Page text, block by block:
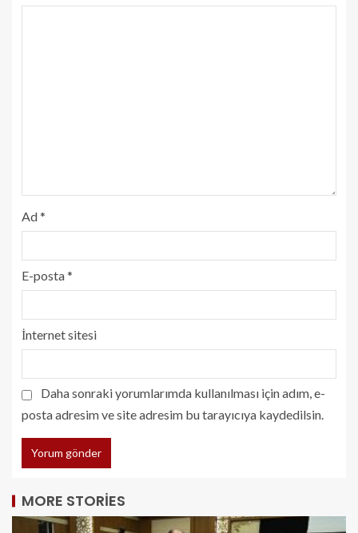
Ad*
E-posta*
İnternet sitesi
Daha sonraki yorumlarımda kullanılması için adım, e-
posta adresim ve site adresim bu tarayıcıya kaydedilsin.
MORE STORIES